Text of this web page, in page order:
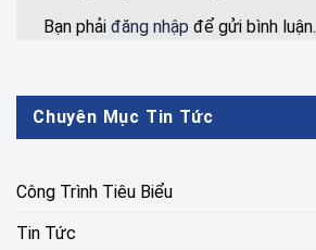
Bạn phải đăng nhập để gửi bình luận.
Chuyên Mục Tin Tức
Công Trình Tiêu Biểu
Tin Tức